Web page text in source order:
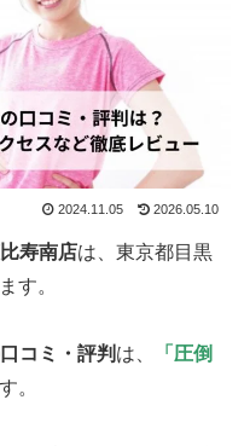
2024.11.05 2026.05.10
寿南店は、東京都目黒
す。
コミ・評判 は、
「圧倒
。